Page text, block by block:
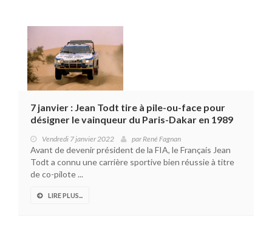
7 janvier : Jean Todt tire à pile-ou-face pour
désigner le vainqueur du Paris-Dakar en 1989
Vendredi 7 janvier 2022 parRené Fagnan
Avant de devenir président de la FIA, le Français Jean
Todt a connu une carrière sportive bien réussie à titre
de co-pilote ...
LIRE PLUS...